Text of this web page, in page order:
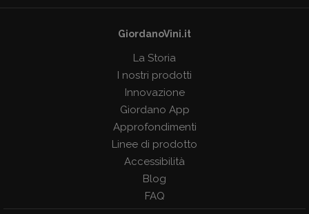
GiordanoVini.it
La Storia
I nostri prodotti
Innovazione
Giordano App
Approfondimenti
Linee di prodotto
Accessibilità
Blog
FAQ